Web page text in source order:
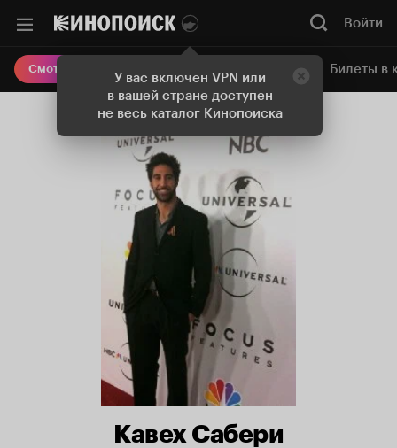
У вас включен VPN или
в вашей стране доступен
не весь каталог Кинопоиска
Войти
Смотреть кино Онлайн-кинотеатр Билеты в
Кавех Сабери